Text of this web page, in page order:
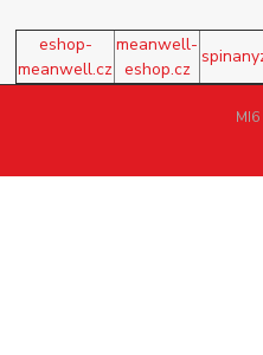
eshop-
meanwell.cz
meanwell-
eshop.cz